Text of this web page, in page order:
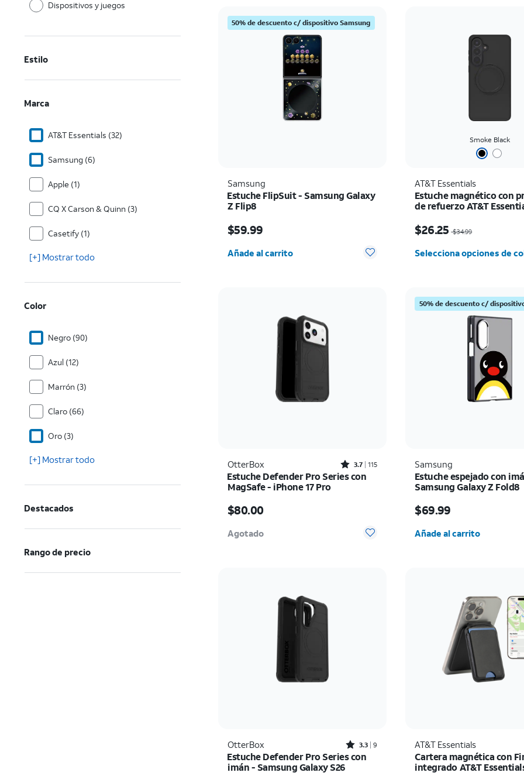
Dispositivos y juegos
Estilo
Marca
AT&T Essentials (32)
Samsung (6)
Apple (1)
CQ X Carson & Quinn (3)
Casetify (1)
[+] Mostrar todo
Color
Negro (90)
Azul (12)
Marrón (3)
Claro (66)
Oro (3)
[+] Mostrar todo
Destacados
Rango de precio
50% de descuento c/ dispositivo Samsung
Samsung
Estuche FlipSuit - Samsung Galaxy
Z Flip8
$59.99
Añade al carrito
Smoke Black
AT&T Essentials
Estuche magnético con
de refuerzo AT&T
Galaxy S26+
$26.25 $34.99
Selecciona opciones de
OtterBox Rated3.7out of 5 stars with115reviews
3.7 115
Estuche Defender Pro Series con
MagSafe - iPhone 17 Pro
$80.00
Agotado
50% de descuento c/
Samsung
Estuche espejado con
Samsung Galaxy Z Fold8
$69.99
Cantidad seleccionada:
Añade al carrito
OtterBox Rated3.3out of 5 stars with9reviews
3.3 9
Estuche Defender Pro Series con
imán - Samsung Galaxy S26
AT&T Essentials
Cartera magnética con
integrado AT&T